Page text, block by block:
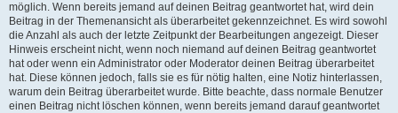
möglich. Wenn bereits jemand auf deinen Beitrag geantwortet hat, wird dein
Beitrag in der Themenansicht als überarbeitet gekennzeichnet. Es wird sowohl
die Anzahl als auch der letzte Zeitpunkt der Bearbeitungen angezeigt. Dieser
Hinweis erscheint nicht, wenn noch niemand auf deinen Beitrag geantwortet
hat oder wenn ein Administrator oder Moderator deinen Beitrag überarbeitet
hat. Diese können jedoch, falls sie es für nötig halten, eine Notiz hinterlassen,
warum dein Beitrag überarbeitet wurde. Bitte beachte, dass normale Benutzer
einen Beitrag nicht löschen können, wenn bereits jemand darauf geantwortet